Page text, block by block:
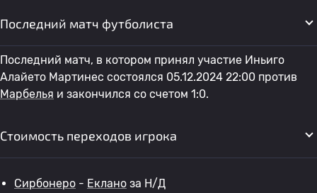
Последний матч футболиста
Последний матч, в котором принял участие Иньиго
Алайето Мартинес состоялся 05.12.2024 22:00 против
Марбелья и закончился со счетом 1:0.
Стоимость переходов игрока
Сирбонеро - Еклано за Н/Д